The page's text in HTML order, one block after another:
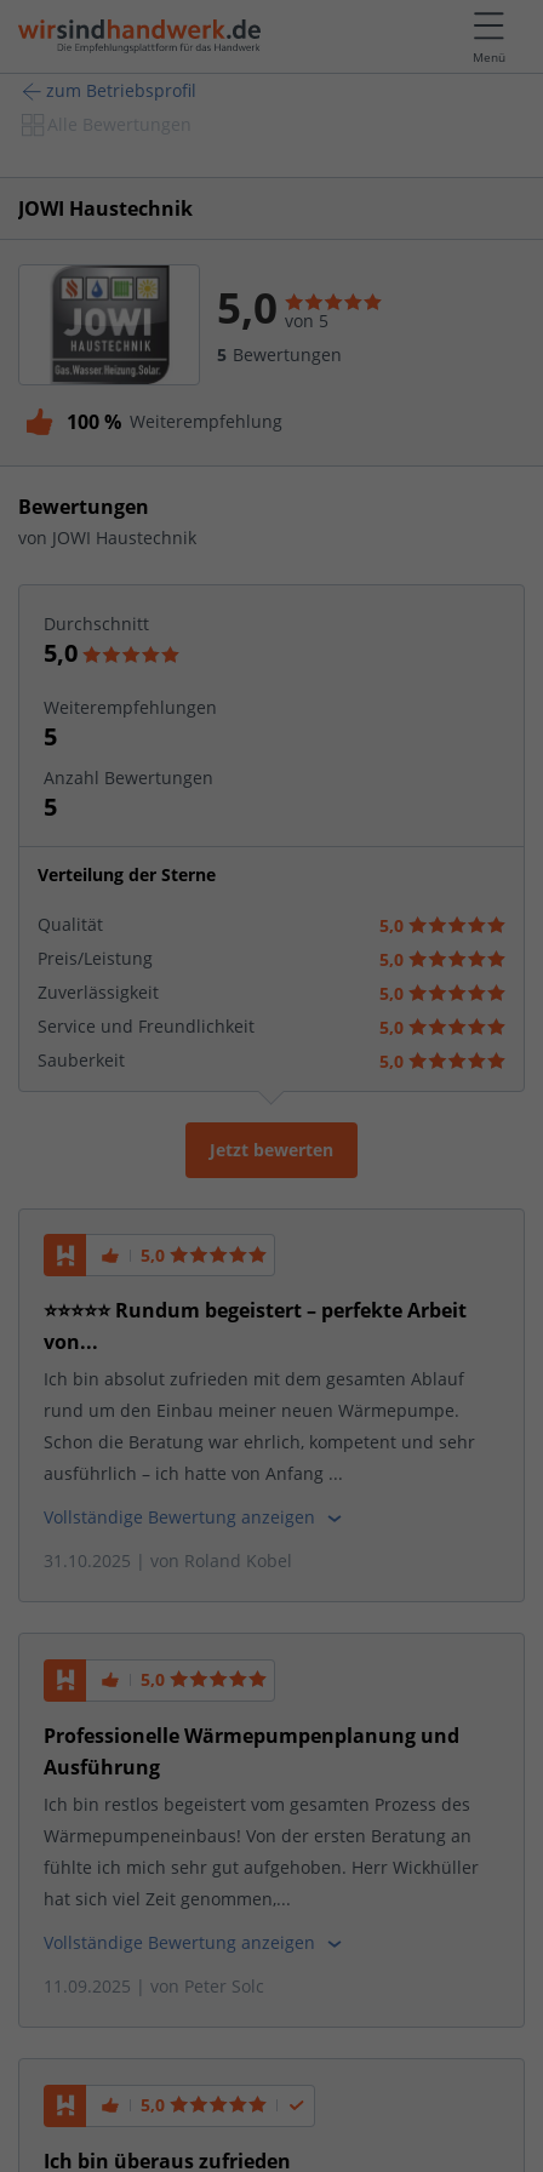
Menü
zum Betriebsprofil
Alle Bewertungen
JOWI Haustechnik
5,0 von 5
5 Bewertungen
100 % Weiterempfehlung
Bewertungen
von JOWI Haustechnik
Durchschnitt
5,0
Weiterempfehlungen
5
Anzahl Bewertungen
5
Verteilung der Sterne
Qualität
5,0
Preis/Leistung
5,0
Zuverlässigkeit
5,0
Service und Freundlichkeit
5,0
Sauberkeit
5,0
Jetzt bewerten
5,0
⭐️⭐️⭐️⭐️⭐️ Rundum begeistert – perfekte Arbeit
von...
Ich bin absolut zufrieden mit dem gesamten Ablauf
rund um den Einbau meiner neuen Wärmepumpe.
Schon die Beratung war ehrlich, kompetent und sehr
ausführlich – ich hatte von Anfang ...
Vollständige Bewertung anzeigen
31.10.2025 | von Roland Kobel
5,0
Professionelle Wärmepumpenplanung und
Ausführung
Ich bin restlos begeistert vom gesamten Prozess des
Wärmepumpeneinbaus! Von der ersten Beratung an
fühlte ich mich sehr gut aufgehoben. Herr Wickhüller
hat sich viel Zeit genommen,...
Vollständige Bewertung anzeigen
11.09.2025 | von Peter Solc
5,0
Ich bin überaus zufrieden